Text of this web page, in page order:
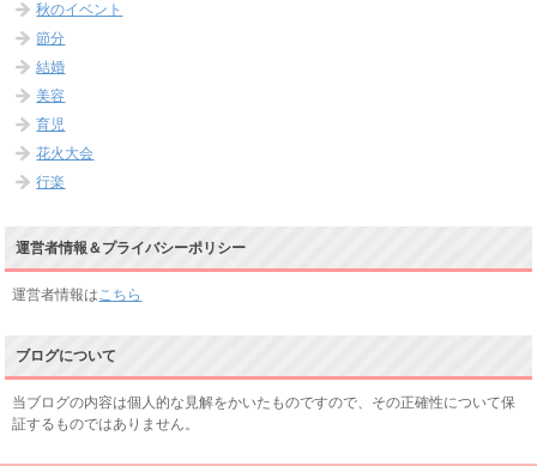
秋のイベント
節分
結婚
美容
育児
花火大会
行楽
運営者情報＆プライバシーポリシー
運営者情報は こちら
ブログについて
当ブログの内容は個人的な見解をかいたものですので、その正確性について保
証するものではありません。